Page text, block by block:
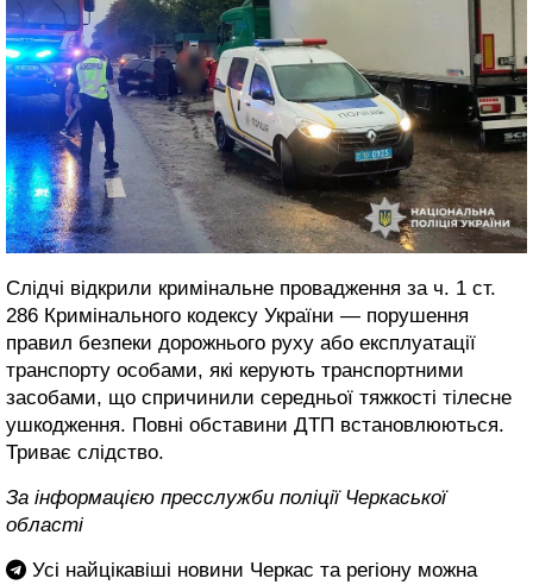
Слідчі відкрили кримінальне провадження за ч. 1 ст.
286 Кримінального кодексу України — порушення
правил безпеки дорожнього руху або експлуатації
транспорту особами, які керують транспортними
засобами, що спричинили середньої тяжкості тілесне
ушкодження. Повні обставини ДТП встановлюються.
Триває слідство.
За інформацією пресслужби поліції Черкаської
області
Усі найцікавіші новини Черкас та регіону можна